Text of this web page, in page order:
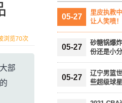
浏览70次
部
05-27
里皮执教
让人笑喷！
05-27
砂糖锅爆
份还是小分
05-27
辽宁男篮
些超级球